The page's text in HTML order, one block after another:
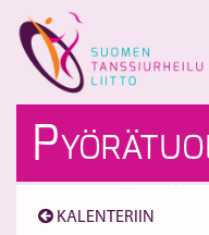
content
P
IDEAPÄIVÄ
KALENTERIIN